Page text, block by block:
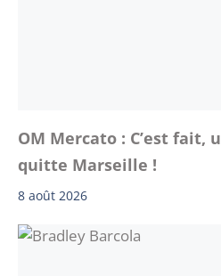
OM Mercato : C’est fait,
quitte Marseille !
8 août 2026